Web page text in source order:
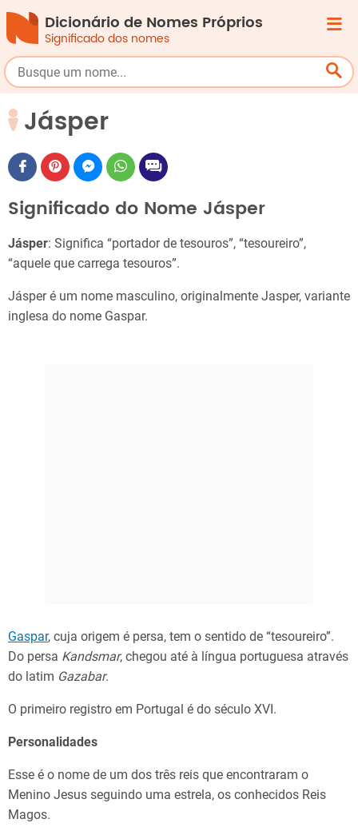
Dicionário de Nomes Próprios
Significado dos nomes
Jásper
Significado do Nome Jásper
Jásper: Significa “portador de tesouros”, “tesoureiro”,
“aquele que carrega tesouros”.
Jásper é um nome masculino, originalmente Jasper, variante
inglesa do nome Gaspar.
Gaspar, cuja origem é persa, tem o sentido de “tesoureiro”.
Do persa Kandsmar, chegou até à língua portuguesa através
do latim Gazabar.
O primeiro registro em Portugal é do século XVI.
Personalidades
Esse é o nome de um dos três reis que encontraram o
Menino Jesus seguindo uma estrela, os conhecidos Reis
Magos.